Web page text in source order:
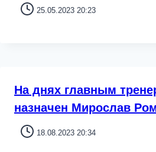
25.05.2023 20:23
На днях главным
назначен Мирослав
18.08.2023 20:34